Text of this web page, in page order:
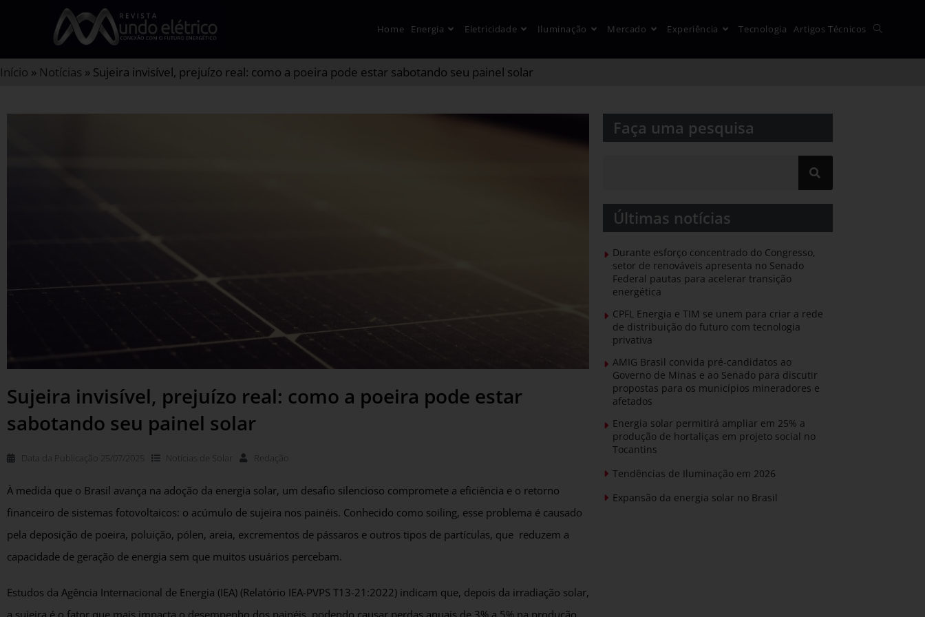
Home Energia Eletricidade Iluminação Mercado Experiência Tecnologia Artigos Técnicos
Início » Notícias » Sujeira invisível, prejuízo real: como a poeira pode estar sabotando seu painel solar
Sujeira invisível, prejuízo real: como a poeira pode estar
sabotando seu painel solar
Data da Publicação 25/07/2025 Notícias de Solar Redação
À medida que o Brasil avança na adoção da energia solar, um desafio silencioso compromete a eficiência e o retorno
financeiro de sistemas fotovoltaicos: o acúmulo de sujeira nos painéis. Conhecido como soiling, esse problema é causado
pela deposição de poeira, poluição, pólen, areia, excrementos de pássaros e outros tipos de partículas, que reduzem a
capacidade de geração de energia sem que muitos usuários percebam.
Estudos da Agência Internacional de Energia (IEA) (Relatório IEA-PVPS T13-21:2022) indicam que, depois da irradiação solar,
Faça uma pesquisa​​
Últimas notícias
Durante esforço concentrado do Congresso,
setor de renováveis apresenta no Senado
Federal pautas para acelerar transição
energética
CPFL Energia e TIM se unem para criar a rede
de distribuição do futuro com tecnologia
privativa
AMIG Brasil convida pré-candidatos ao
Governo de Minas e ao Senado para discutir
propostas para os municípios mineradores e
afetados
Energia solar permitirá ampliar em 25% a
produção de hortaliças em projeto social no
Tocantins
Tendências de Iluminação em 2026
Expansão da energia solar no Brasil